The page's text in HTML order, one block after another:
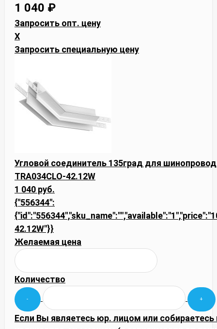
1 040 ₽
Запросить опт. цену
X
Запросить специальную цену
Угловой соединитель 135град для
TRA034CLO-42.12W
1 040 руб.
{"556344":
42.12W"}}
Желаемая цена
Количество
Если Вы являетесь юр. лицом или